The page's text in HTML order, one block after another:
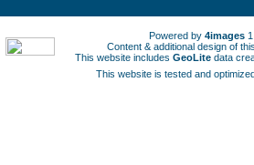
Powered by 4images
Content & additional design of
This website includes GeoLite data
This website is tested and